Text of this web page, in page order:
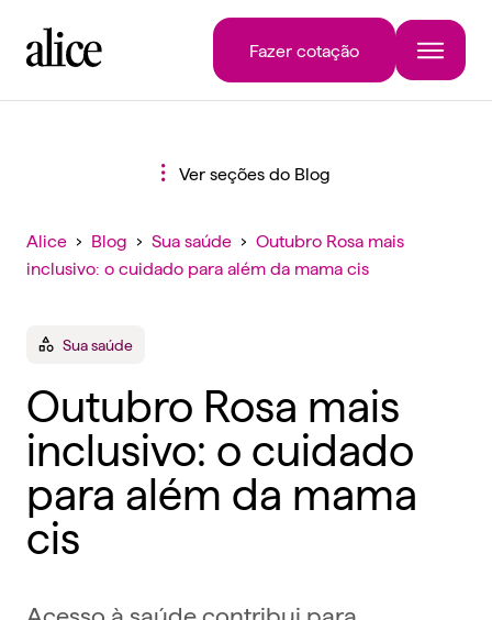
Fazer cotação
Ver seções do Blog
Alice › Blog › Sua saúde › Outubro Rosa mais
inclusivo: o cuidado para além da mama cis
Sua saúde
Outubro Rosa mais
inclusivo: o cuidado
para além da mama
cis
Acesso à saúde contribui para